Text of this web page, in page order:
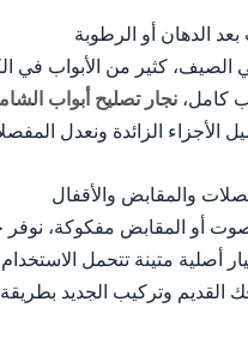
الصيف، كثير من الأبواب في
كامل، نجار تصليح أبواب
الأجزاء الزائدة ونعدل
أو المقابض مفكوكة، نوفر
أصلية متينة تتحمل
القديم وتركيب الجديد